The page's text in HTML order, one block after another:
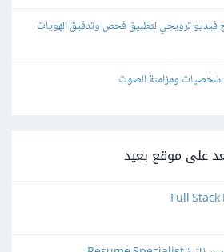
ترويجي لتطبيق فحص وتدقيق الهويات
على موقع بعيد